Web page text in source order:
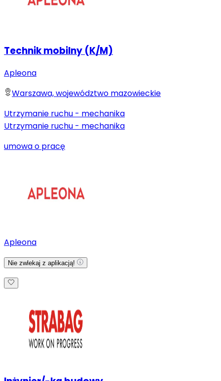
Technik mobilny (K/M)
Apleona
Warszawa, województwo mazowieckie
Utrzymanie ruchu - mechanika
Utrzymanie ruchu - mechanika
umowa o pracę
Apleona
Nie zwlekaj z aplikacją!